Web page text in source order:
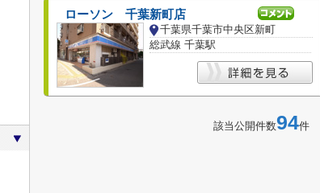
ローソン 千葉新町店
千葉県千葉市中央区新町
総武線 千葉駅
該当公開件数94件